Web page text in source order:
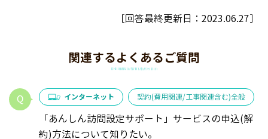
［回答最終更新日： 2023.06.27］
関連するよくあるご質問
インターネット 契約(費用関連/工事関連含む)全般
「あんしん訪問設定サポート」サービスの申込(解
約)方法について知りたい。